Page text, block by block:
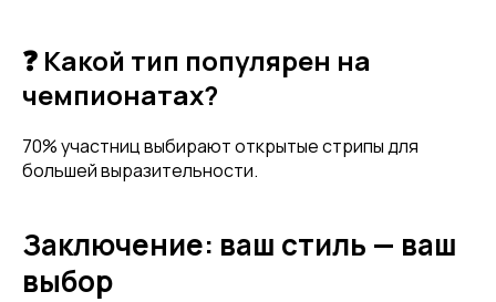
❓ Какой тип популярен на
чемпионатах?
70% участниц выбирают открытые стрипы для
большей выразительности.
Заключение: ваш стиль — ваш
выбор